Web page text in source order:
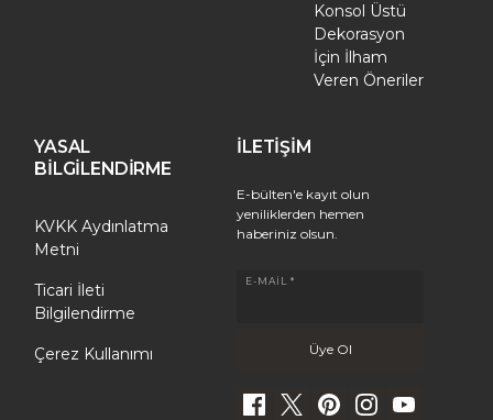
Konsol Üstü
Dekorasyon
İçin İlham
Veren Öneriler
YASAL
BİLGİLENDİRME
KVKK Aydınlatma
Metni
Ticari İleti
Bilgilendirme
Çerez Kullanımı
İLETİŞİM
E-bülten'e kayıt olun
yeniliklerden hemen
haberiniz olsun.
E-MAIL *